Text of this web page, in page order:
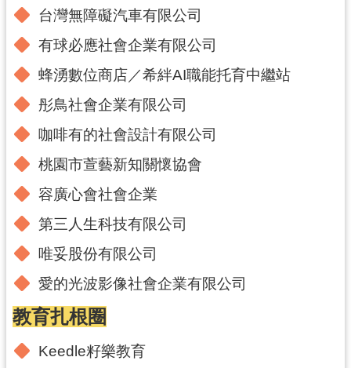
桃
青
資
源
基
地
介
紹
相
關
連
結
政
資
訊
公
台灣無障礙汽車有限公司
有球必應社會企業有限公司
蜂湧數位商店／希絆AI職能托育中繼站
彤鳥社會企業有限公司
咖啡有的社會設計有限公司
桃園市萱藝新知關懷協會
容廣心會社會企業
第三人生科技有限公司
唯妥股份有限公司
愛的光波影像社會企業有限公司
教育扎根圈
Keedle籽樂教育